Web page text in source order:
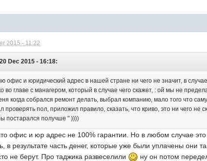
2015 - 11:22
Dec 2015 - 16:18:
офис и юридический адрес в нашей стране ни чего не значит, в
во главе с манагером, который в случае чего скажет, : ой мы не
когда собрался ремонт делать, выбрал компанию, мало того что
проверять пол, приложил правило, сказать, что криво, это ни чего не
постарался получше " ))))
офис и юр адрес не 100% гарантии. Но в любом случае
в результате часть денег, которые уже были уплачены они
не берут. Про таджика развеселили
ну он потом